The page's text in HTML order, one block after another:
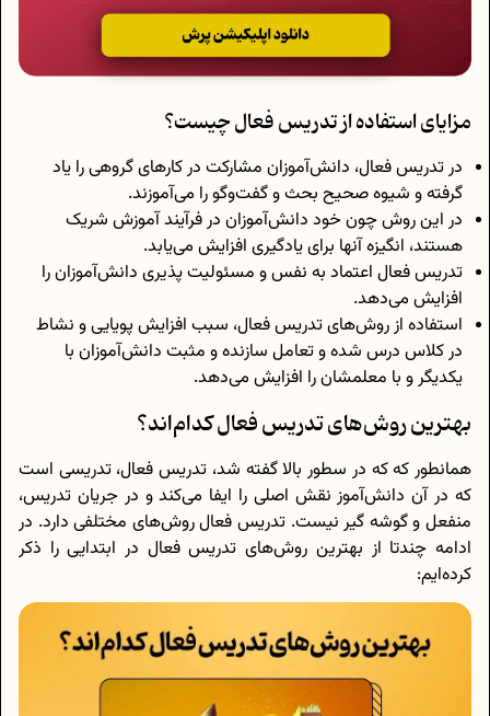
مزایای استفاده از تدریس فعال چیست؟
در تدریس فعال، دانش‌آموزان مشارکت در کارهای گروهی را یاد
گرفته و شیوه صحیح بحث و گفت‌وگو را می‌آموزند.
در این روش چون خود دانش‌آموزان در فرآیند آموزش شریک
هستند، انگیزه آنها برای یادگیری افزایش می‌یابد.
تدریس فعال اعتماد به نفس و مسئولیت پذیری دانش‌آموزان را
افزایش می‌دهد.
استفاده از روش‌‌های تدریس فعال، سبب افزایش پویایی و نشاط
در کلاس درس شده و تعامل سازنده و مثبت دانش‌آموزان با
یکدیگر و با معلمشان را افزایش می‌دهد.
بهترین روش‌های تدریس فعال کدام‌اند؟
همانطور که که در سطور بالا گفته شد، تدریس فعال، تدریسی است
که در آن دانش‌آموز نقش اصلی را ایفا می‌کند و در جریان تدریس،
منفعل و گوشه گیر نیست. تدریس فعال روش‌های مختلفی دارد. در
ادامه چندتا از بهترین روش‌های تدریس فعال در ابتدایی را ذکر
کرده‌ایم: